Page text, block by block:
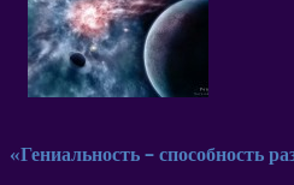
«Гениальность – способность